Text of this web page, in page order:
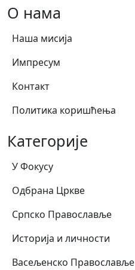
О нама
Наша мисија
Импресум
Контакт
Политика коришћења
Категорије
У Фокусу
Одбрана Цркве
Српско Православље
Историја и личности
Васељенско Православље